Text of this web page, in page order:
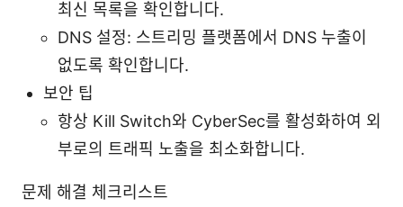
최신 목록을 확인합니다.
DNS 설정: 스트리밍 플랫폼에서 DNS 누출이
없도록 확인합니다.
보안 팁
항상 Kill Switch와 CyberSec를 활성화하여 외
부로의 트래픽 노출을 최소화합니다.
문제 해결 체크리스트